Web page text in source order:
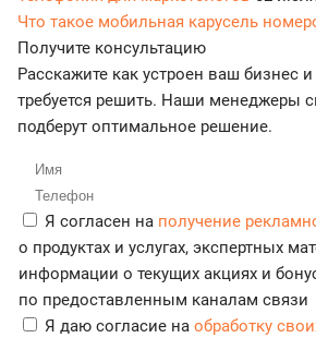
Что такое мобильная карусель
Получите консультацию
Расскажите как устроен ваш бизнес
требуется решить. Наши менеджеры
подберут оптимальное решение.
Я согласен на получение
о продуктах и услугах, экспертных
информации о текущих акциях и
по предоставленным каналам связи
Я даю согласие на обработку